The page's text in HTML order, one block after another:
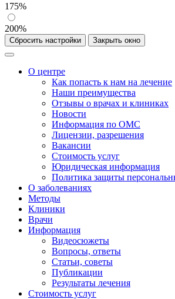
175%
200%
Сбросить настройки Закрыть окно
О центре
Как попасть к нам на лечение
Наши преимущества
Отзывы о врачах и клиниках
Новости
Информация по ОМС
Лицензии, разрешения
Вакансии
Стоимость услуг
Юридическая информация
Политика защиты
О заболеваниях
Методы
Клиники
Врачи
Информация
Видеосюжеты
Вопросы, ответы
Статьи, советы
Публикации
Результаты лечения
Стоимость услуг